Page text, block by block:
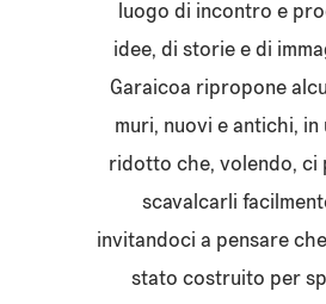
luogo di incontro e
idee, di storie e di
Garaicoa ripropone
muri, nuovi e antichi, in
ridotto che, volendo, ci
scavalcarli
invitandoci a pensare
stato costruito per